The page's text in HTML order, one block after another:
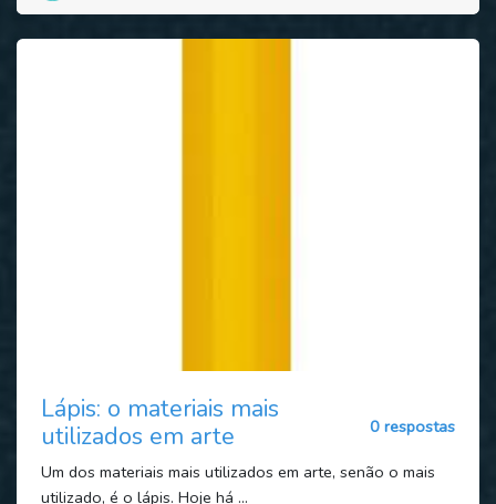
Lápis: o materiais mais
utilizados em arte
0 respostas
Um dos materiais mais utilizados em arte, senão o mais
utilizado, é o lápis. Hoje há ...